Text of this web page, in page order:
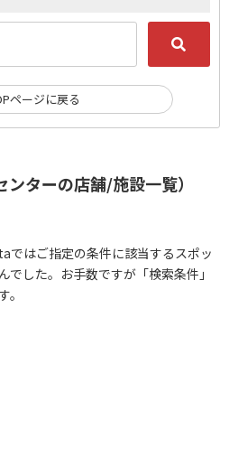
ターの店舗/施設一覧）
ではご指定の条件に該当するスポッ
でした。お手数ですが「検索条件」
ページに戻る